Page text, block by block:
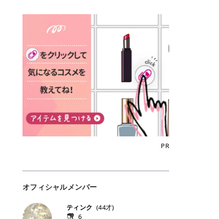
アとしても活用できます。 トナーパ
ッドの選び方 トナーパッドは、配合
成分やパッドの素材によって特徴が
異なります。 自分の肌悩みや理想の
仕上がりに合わせて選ぶことで、毎
日のスキンケアに取り入れやすくな
ります。 肌悩みに合わせて選ぶ パ
ッドの素材で選ぶ トナーパッドの使
い方 洗顔後すぐの清潔な肌に使用し
ます。 STEP1 エンボス面（凹凸
面）で顔全体をやさしく拭き取りま
す。 特に小鼻・あご・額など皮脂や
古い角質が気になる部分は丁寧にな
じませましょう。 STEP2 パッドを
裏返し、フラット面で顔全体をやさ
しく押さえながら化粧水をなじませ
キンケアを行います。 乾燥が気にな
パックとして使用するのもおすすめ
こからは、保湿ケアや肌荒れケア、
毛穴ケアなど目的別におすすめのト
するまでの期間や必要な施術回数が
大きな違いとして挙げられます！ 医
療脱毛は、医療機関（クリニックや
皮膚科など）だけで扱える高出力の
レーザーを使って、発毛組織にアプ
ローチする施術といわれています。
そのため、少ない回数で永久脱毛
（※）を目指すことができます。
（※永久脱毛とは一生毛が1本も生
えてこないという意味ではなく、ア
メリカの基準に基づき「長期間にわ
たって毛量が明らかに減少している
状態が維持されること」を指しま
のがメリットですが、毛根を破壊す
ます。 なお、医療脱毛は保険がきか
ない自由診療なので、クリニックに
います。だからこそ、しっかり比較
すい ラシャ メディオスターNeXT P
RO ジェントルYAGプロ 公式サイト
> ※医療脱毛は自由診療です。治療
には赤み、痒み、火傷、毛嚢炎、一
時的な硬毛化などのリスクが伴いま
す。 目次▼ 1. エミナルクリニック
の魅力とは？選ばれる3つの特徴 ・
最短6か月からの脱毛プランが選べ
る！ ・全国60院以上＆21時まで営
業！ ・痛みに配慮した医療脱毛器の
導入と肌トラブル対応 2. エミナル
クリニックの口コミ・評判 3. エミ
ナルクリニックの全身脱毛料金プラ
・追加費用がかからないシステム ・
リニックのお得な割引・キャンペー
で割引 ・ペア限定プラン｜家族や友
人と一緒にスタートできる ・他社か
ような血色感を演出するヌーディー
ピンク。 黄みと青みのバランスが良
く、自然になじむコーラル系カラー
です。 自然な血色感をプラスしてく
れるので、ナチュラルメイクとの相
性抜群。 可愛らしく、多幸感のある
印象に仕上がります。 ワインベリー
｜気品をまとうローズレッド 深みの
ある青みレッド。 大人っぽく華やか
な印象を与えるベリーカラーです。
ひと塗りで顔全体が華やかになり、
リップを主役にしたメイクが完成。
クールで上品な雰囲気を演出できま
ニュートラルな発色で、肌色を選び
落ち着いた印象に仕上がり、オン・
いめメイクにもカジュアルメイクに
もマッチします。 ラズベリーケーキ
ーグロスが広がり、ふっくらボリュ
フティングしたような、新しいリッ
プティンググロス💄 実際に使用した
方のクチコミ > 5 > プルプル > 唇に
塗るPDRNグロス > > AMUSE ジェ
ルフィットグロス > > ぷっくりツヤ
ツヤだけどベタっとした感じはなく
て使いやすいですね。プランピング
効果で少しスーッとします。ここは
好き嫌いがあるかもしれませんが慣
チップは片面がツルツル、片面がモ
ケモケになってます。 > > 桜グロス
【日本限定色】：上品なピンクベー
も上品で使いやすい色ですね。すも
いるので華やかそうに見えるけど、
> > スキンケア成分が配合されてい
て保湿もしっかりしてくれます。最
も、＠cosmeも、いつものコスメ購
入を“ちょっとお得”に変えられるの
が、トラミーリワードです✨ 今回
は、トラミーリワードの特徴や活用
方法、美容好きさんにおすすめな理
由を詳しくご紹介します！ トラミー
リワードとは？ 「トラミーリワー
ド」は、東証グロース上場企業であ
る株式会社アイズが運営する、安
心・安全なポイントサイト機能で
す。 トラミーリワードは、トラミー
会員向けのポイントサービスです。
対象ショップやサービスを利用する
ことでポイントを獲得でき、貯まっ
たポイントはAmazonギフト券やド
ットマネーなどに交換できます。 普
イ活初心者でも始めやすいのが魅力
段よく使っているコスメ通販サイト
けでポイントが貯まるのが大きな魅
力です✨ 例えば、、、 ・メガ割の
PR
オフィシャルメンバー
ティンク (44才)
6